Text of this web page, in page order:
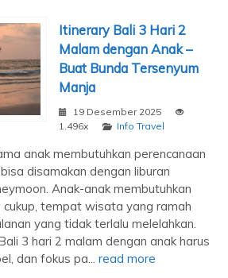
Itinerary Bali 3 Hari 2
Malam dengan Anak –
Buat Bunda Tersenyum
Manja
19 Desember 2025
1.496x
Info Travel
anak membutuhkan perencanaan
disamakan dengan liburan
Anak-anak membutuhkan
tempat wisata yang ramah
yang tidak terlalu melelahkan.
3 hari 2 malam dengan anak harus
dan fokus pa... read more